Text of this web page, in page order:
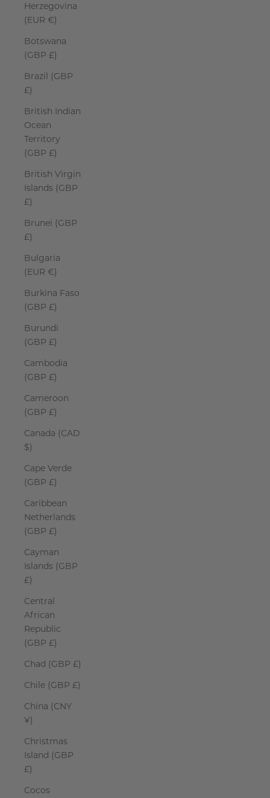
Herzegovina
(EUR €)
Botswana
(GBP £)
Brazil (GBP
£)
British Indian
Ocean
Territory
(GBP £)
British Virgin
Islands (GBP
£)
Brunei (GBP
£)
Bulgaria
(EUR €)
Burkina Faso
(GBP £)
Burundi
(GBP £)
Cambodia
(GBP £)
Cameroon
(GBP £)
Canada (CAD
$)
Cape Verde
(GBP £)
Caribbean
Netherlands
(GBP £)
Cayman
Islands (GBP
£)
Central
African
Republic
(GBP £)
Chad (GBP £)
Chile (GBP £)
China (CNY
¥)
Christmas
Island (GBP
£)
Cocos